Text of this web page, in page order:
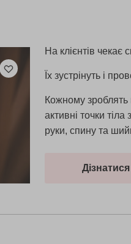
На клієнтів чекає
Їх зустрінуть і
Кожному
активні точки
руки, спину та